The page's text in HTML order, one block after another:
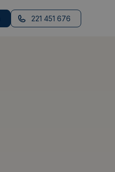
221 451 676